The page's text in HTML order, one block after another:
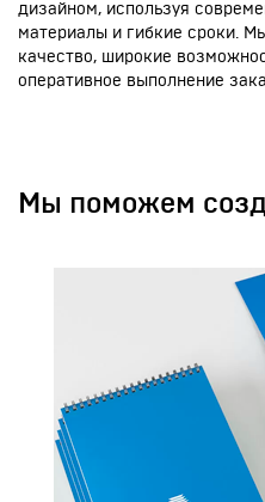
дизайном, используя
материалы и гибкие сроки.
качество, широкие
оперативное выполнение
Мы поможем